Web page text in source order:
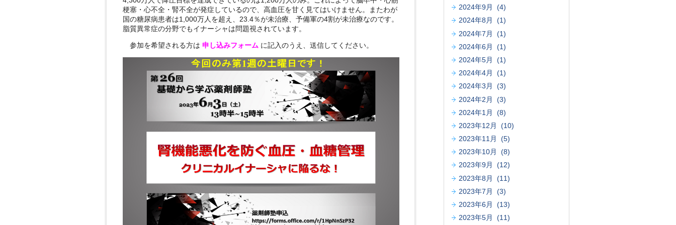
梗塞・心不全・腎不全が発症しているので、高血圧を甘く見てはいけません。またわが
国の糖尿病患者は1,000万人を超え、23.4％が未治療、予備軍の4割が未治療なのです。
脂質異常症の分野でもイナーシャは問題視されています。
参加を希望される方は 申し込みフォーム に記入のうえ、送信してください。
2024年9月 (4)
2024年8月 (1)
2024年7月 (1)
2024年6月 (1)
2024年5月 (1)
2024年4月 (1)
2024年3月 (3)
2024年2月 (3)
2024年1月 (8)
2023年12月 (10)
2023年11月 (5)
2023年10月 (8)
2023年9月 (12)
2023年8月 (11)
2023年7月 (3)
2023年6月 (13)
2023年5月 (11)